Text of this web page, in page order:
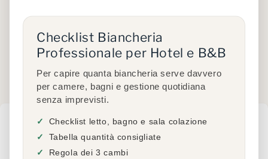
See Printed Tablecloths
Prodotti in evidenza
Checklist Biancheria
Professionale per Hotel e B&B
Per capire quanta biancheria serve davvero
per camere, bagni e gestione quotidiana
senza imprevisti.
Checklist letto, bagno e sala colazione
Tabella quantità consigliate
Regola dei 3 cambi